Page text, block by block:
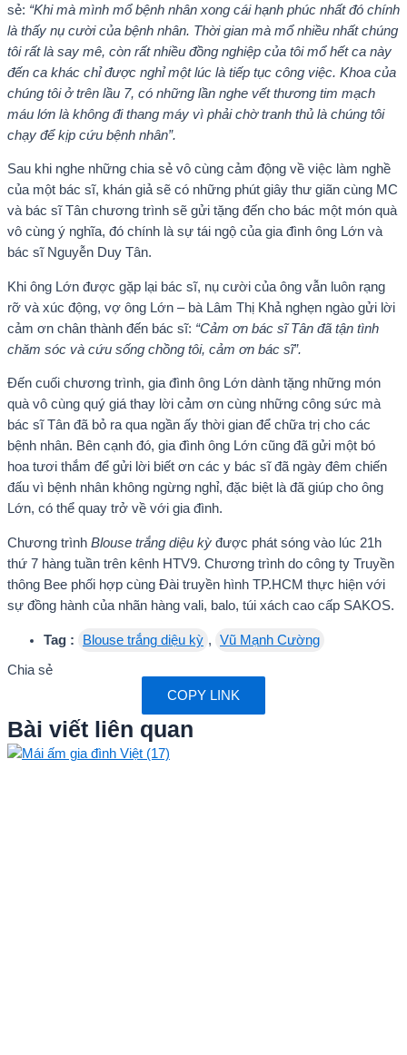
sẻ: “Khi mà mình mổ bệnh nhân xong cái hạnh phúc nhất đó chính
là thấy nụ cười của bệnh nhân. Thời gian mà mổ nhiều nhất chúng
tôi rất là say mê, còn rất nhiều đồng nghiệp của tôi mổ hết ca này
đến ca khác chỉ được nghỉ một lúc là tiếp tục công việc. Khoa của
chúng tôi ở trên lầu 7, có những lần nghe vết thương tim mạch
máu lớn là không đi thang máy vì phải chờ tranh thủ là chúng tôi
chạy để kịp cứu bệnh nhân”.
Sau khi nghe những chia sẻ vô cùng cảm động về việc làm nghề
của một bác sĩ, khán giả sẽ có những phút giây thư giãn cùng MC
và bác sĩ Tân chương trình sẽ gửi tặng đến cho bác một món quà
vô cùng ý nghĩa, đó chính là sự tái ngộ của gia đình ông Lớn và
bác sĩ Nguyễn Duy Tân.
Khi ông Lớn được gặp lại bác sĩ, nụ cười của ông vẫn luôn rạng
rỡ và xúc động, vợ ông Lớn – bà Lâm Thị Khả nghẹn ngào gửi lời
cảm ơn chân thành đến bác sĩ: “Cảm ơn bác sĩ Tân đã tận tình
chăm sóc và cứu sống chồng tôi, cảm ơn bác sĩ”.
Đến cuối chương trình, gia đình ông Lớn dành tặng những món
quà vô cùng quý giá thay lời cảm ơn cùng những công sức mà
bác sĩ Tân đã bỏ ra qua ngần ấy thời gian để chữa trị cho các
bệnh nhân. Bên cạnh đó, gia đình ông Lớn cũng đã gửi một bó
hoa tươi thắm để gửi lời biết ơn các y bác sĩ đã ngày đêm chiến
đấu vì bệnh nhân không ngừng nghỉ, đặc biệt là đã giúp cho ông
Lớn, có thể quay trở về với gia đình.
Chương trình Blouse trắng diệu kỳ được phát sóng vào lúc 21h
thứ 7 hàng tuần trên kênh HTV9. Chương trình do công ty Truyền
thông Bee phối hợp cùng Đài truyền hình TP.HCM thực hiện với
sự đồng hành của nhãn hàng vali, balo, túi xách cao cấp SAKOS.
Tag : Blouse trắng diệu kỳ , Vũ Mạnh Cường
Chia sẻ
COPY LINK
Bài viết liên quan